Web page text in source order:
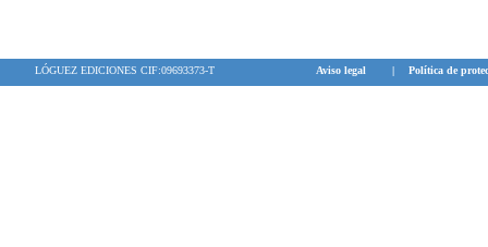
LÓGUEZ EDICIONES CIF:09693373-T Aviso legal | Política de